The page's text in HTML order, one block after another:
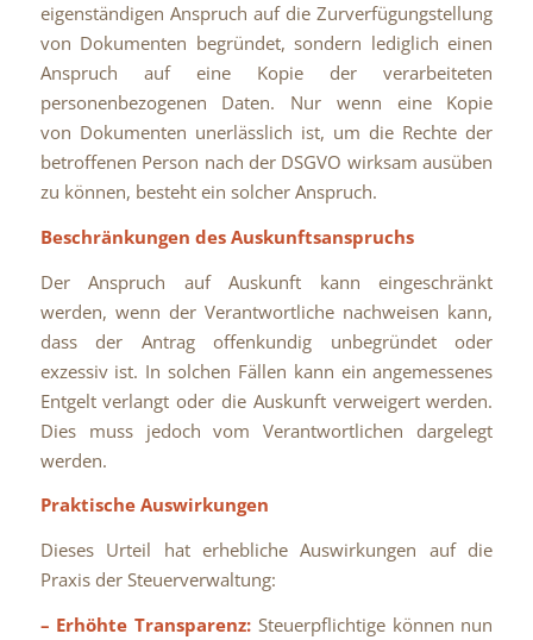
eigenständigen Anspruch auf die Zurverfügungstellung
von Dokumenten begründet, sondern lediglich einen
Anspruch auf eine Kopie der verarbeiteten
personenbezogenen Daten. Nur wenn eine Kopie
von Dokumenten unerlässlich ist, um die Rechte der
betroffenen Person nach der DSGVO wirksam ausüben
zu können, besteht ein solcher Anspruch.
Beschränkungen des Auskunftsanspruchs
Der Anspruch auf Auskunft kann eingeschränkt
werden, wenn der Verantwortliche nachweisen kann,
dass der Antrag offenkundig unbegründet oder
exzessiv ist. In solchen Fällen kann ein angemessenes
Entgelt verlangt oder die Auskunft verweigert werden.
Dies muss jedoch vom Verantwortlichen dargelegt
werden.
Praktische Auswirkungen
Dieses Urteil hat erhebliche Auswirkungen auf die
Praxis der Steuerverwaltung:
– Erhöhte Transparenz: Steuerpflichtige können nun